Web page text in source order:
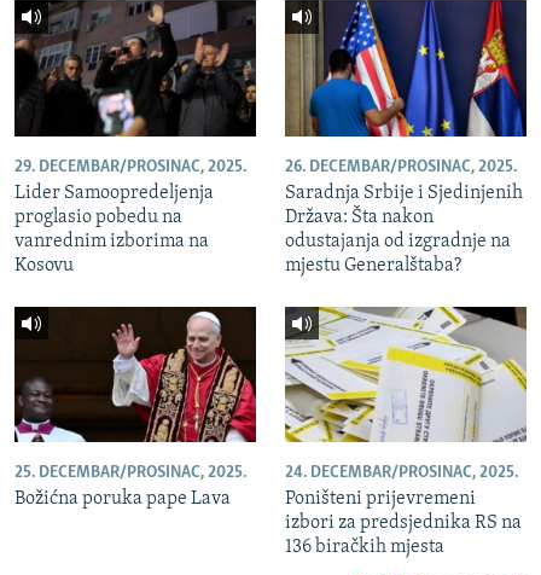
29. DECEMBAR/PROSINAC, 2025.
Lider Samoopredeljenja
proglasio pobedu na
vanrednim izborima na
Kosovu
26. DECEMBAR/PROSINAC, 2025.
Saradnja Srbije i Sjedinjenih
Država: Šta nakon
odustajanja od izgradnje na
mjestu Generalštaba?
25. DECEMBAR/PROSINAC, 2025.
Božićna poruka pape Lava
24. DECEMBAR/PROSINAC, 2025.
Poništeni prijevremeni
izbori za predsjednika RS na
136 biračkih mjesta